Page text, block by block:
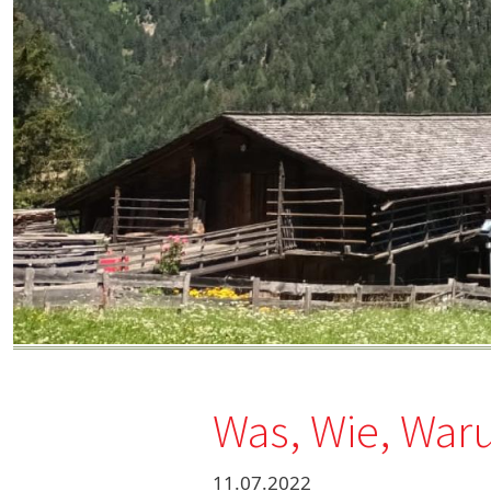
Was, Wie,
11.07.2022